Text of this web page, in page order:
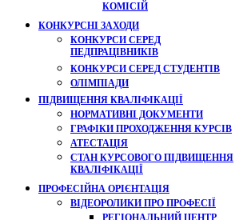
КОМІСІЙ
КОНКУРСНІ ЗАХОДИ
КОНКУРСИ СЕРЕД
ПЕДПРАЦІВНИКІВ
КОНКУРСИ СЕРЕД СТУДЕНТІВ
ОЛІМПІАДИ
ПІДВИЩЕННЯ КВАЛІФІКАЦІЇ
НОРМАТИВНІ ДОКУМЕНТИ
ГРАФІКИ ПРОХОДЖЕННЯ КУРСІВ
АТЕСТАЦІЯ
СТАН КУРСОВОГО ПІДВИЩЕННЯ
КВАЛІФІКАЦІЇ
ПРОФЕСІЙНА ОРІЄНТАЦІЯ
ВІДЕОРОЛИКИ ПРО ПРОФЕСІЇ
РЕГІОНАЛЬНИЙ ЦЕНТР